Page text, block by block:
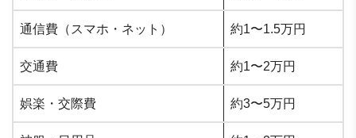
通信費（スマホ・ネット） 約1〜1.5万円
交通費 約1〜2万円
娯楽・交際費 約3〜5万円